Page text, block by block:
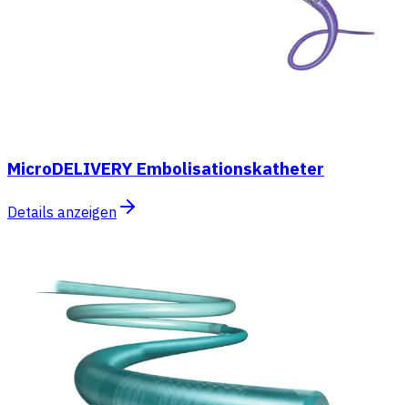
MicroDELIVERY Embolisationskatheter
Details anzeigen